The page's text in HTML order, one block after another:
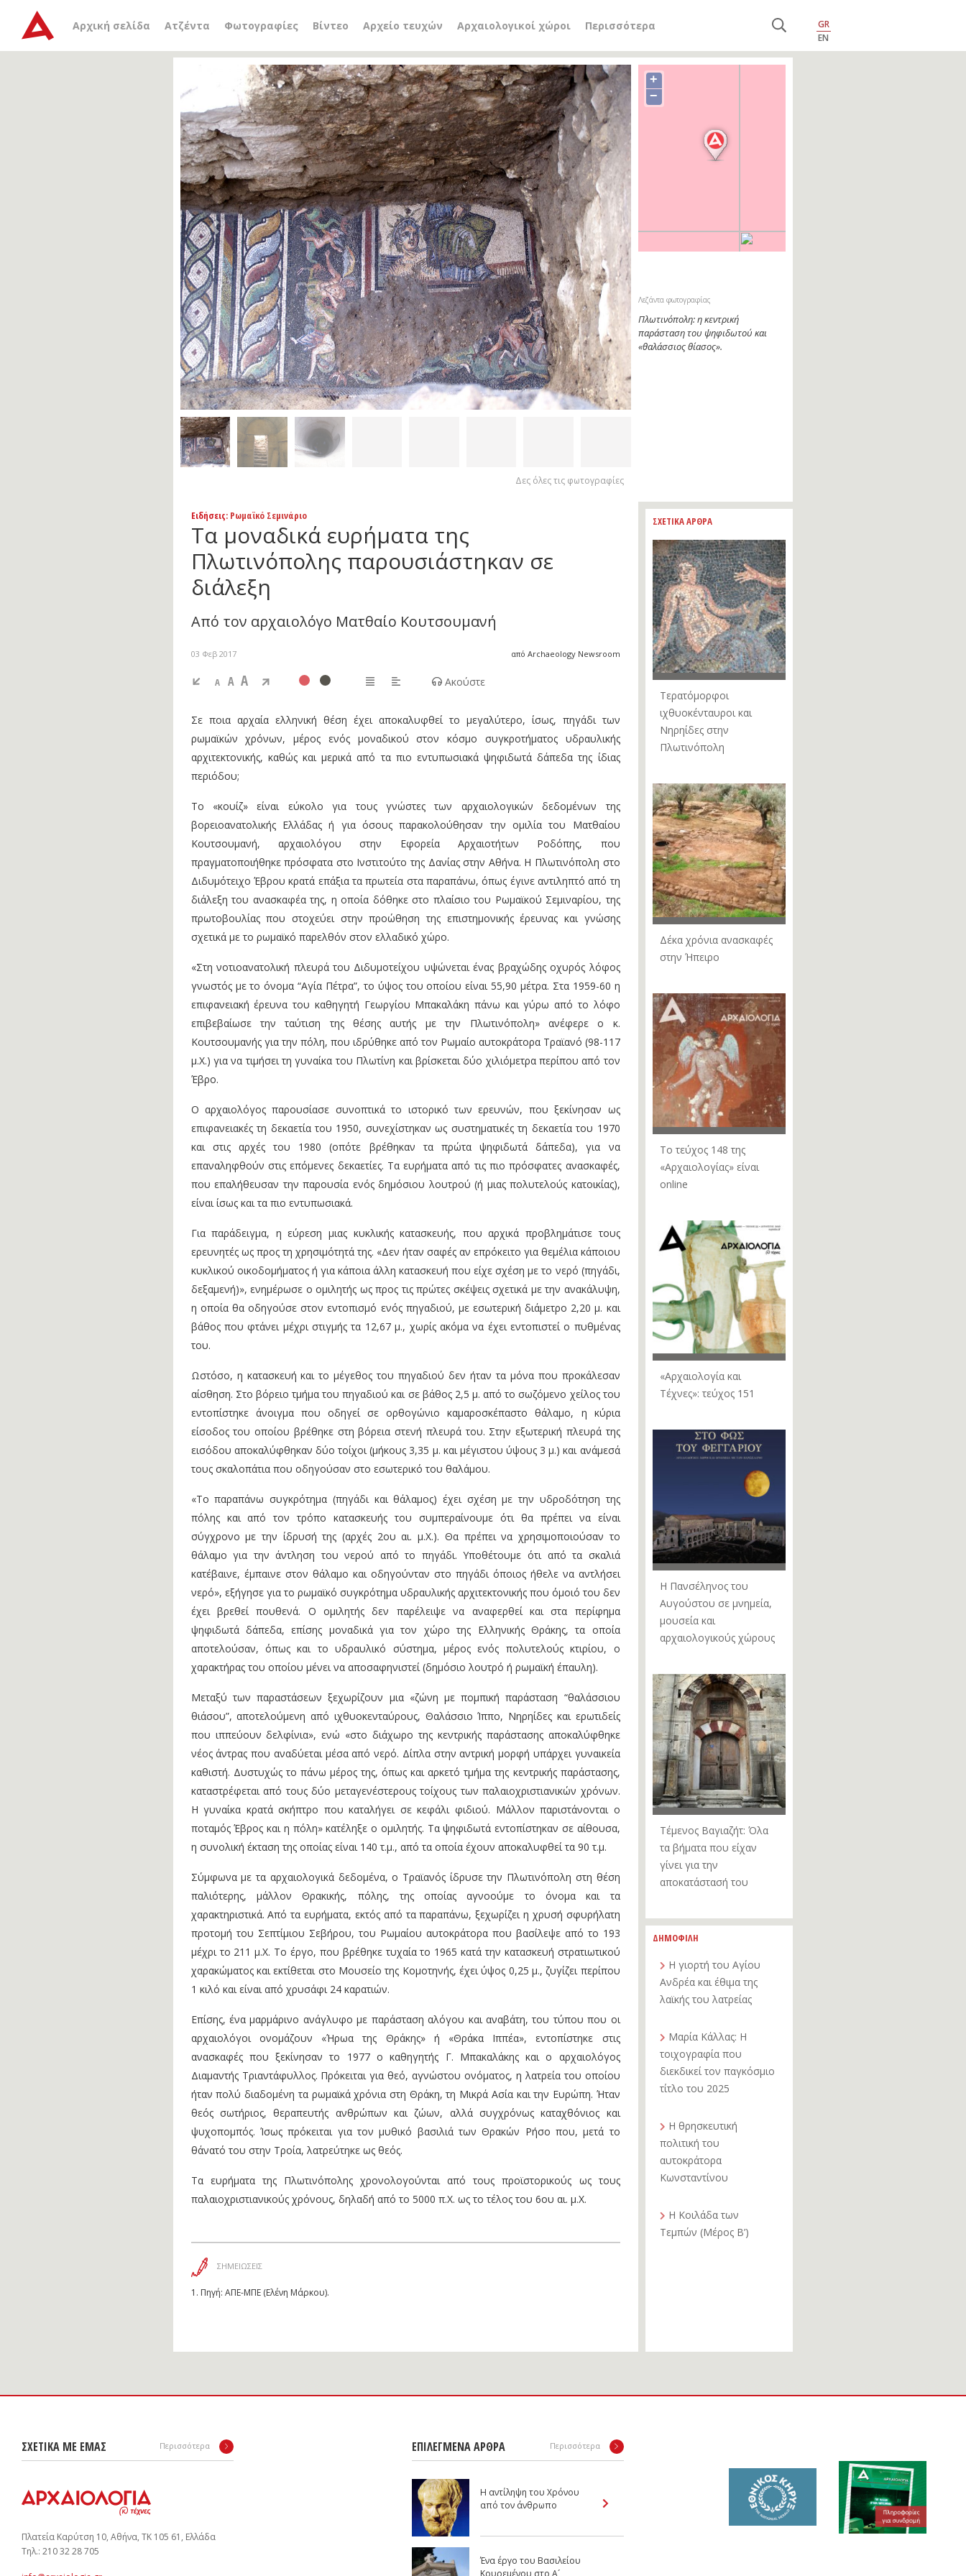
Αρχική σελίδα Ατζέντα Φωτογραφίες Βίντεο Αρχείο τευχών Αρχαιολογικοί χώροι Περισσότερα
GR
EN
Previous Next
Δες όλες τις φωτογραφίες
+
−
Λεζάντα φωτογραφίας
Πλωτινόπολη: η κεντρική
παράσταση του ψηφιδωτού και
«θαλάσσιος θίασος».
Ειδήσεις: Ρωμαϊκό Σεμινάριο
Τα μοναδικά ευρήματα της
Πλωτινόπολης παρουσιάστηκαν σε
διάλεξη
Από τον αρχαιολόγο Ματθαίο Κουτσουμανή
03 Φεβ 2017 από Archaeology Newsroom
A A A Ακούστε
Σε ποια αρχαία ελληνική θέση έχει αποκαλυφθεί το μεγαλύτερο, ίσως, πηγάδι των
ρωμαϊκών χρόνων, μέρος ενός μοναδικού στον κόσμο συγκροτήματος υδραυλικής
αρχιτεκτονικής, καθώς και μερικά από τα πιο εντυπωσιακά ψηφιδωτά δάπεδα της ίδιας
περιόδου;
Το «κουίζ» είναι εύκολο για τους γνώστες των αρχαιολογικών δεδομένων της
βορειοανατολικής Ελλάδας ή για όσους παρακολούθησαν την ομιλία του Ματθαίου
Κουτσουμανή, αρχαιολόγου στην Εφορεία Αρχαιοτήτων Ροδόπης, που
πραγματοποιήθηκε πρόσφατα στο Ινστιτούτο της Δανίας στην Αθήνα. Η Πλωτινόπολη στο
Διδυμότειχο Έβρου κρατά επάξια τα πρωτεία στα παραπάνω, όπως έγινε αντιληπτό από τη
διάλεξη του ανασκαφέα της, η οποία δόθηκε στο πλαίσιο του Ρωμαϊκού Σεμιναρίου, της
πρωτοβουλίας που στοχεύει στην προώθηση της επιστημονικής έρευνας και γνώσης
σχετικά με το ρωμαϊκό παρελθόν στον ελλαδικό χώρο.
«Στη νοτιοανατολική πλευρά του Διδυμοτείχου υψώνεται ένας βραχώδης οχυρός λόφος
γνωστός με το όνομα “Αγία Πέτρα”, το ύψος του οποίου είναι 55,90 μέτρα. Στα 1959-60 η
επιφανειακή έρευνα του καθηγητή Γεωργίου Μπακαλάκη πάνω και γύρω από το λόφο
επιβεβαίωσε την ταύτιση της θέσης αυτής με την Πλωτινόπολη» ανέφερε ο κ.
Κουτσουμανής για την πόλη, που ιδρύθηκε από τον Ρωμαίο αυτοκράτορα Τραϊανό (98-117
μ.Χ.) για να τιμήσει τη γυναίκα του Πλωτίνη και βρίσκεται δύο χιλιόμετρα περίπου από τον
Έβρο.
Ο αρχαιολόγος παρουσίασε συνοπτικά το ιστορικό των ερευνών, που ξεκίνησαν ως
επιφανειακές τη δεκαετία του 1950, συνεχίστηκαν ως συστηματικές τη δεκαετία του 1970
και στις αρχές του 1980 (οπότε βρέθηκαν τα πρώτα ψηφιδωτά δάπεδα), για να
επαναληφθούν στις επόμενες δεκαετίες. Τα ευρήματα από τις πιο πρόσφατες ανασκαφές,
που επαλήθευσαν την παρουσία ενός δημόσιου λουτρού (ή μιας πολυτελούς κατοικίας),
είναι ίσως και τα πιο εντυπωσιακά.
Για παράδειγμα, η εύρεση μιας κυκλικής κατασκευής, που αρχικά προβλημάτισε τους
ερευνητές ως προς τη χρησιμότητά της. «Δεν ήταν σαφές αν επρόκειτο για θεμέλια κάποιου
κυκλικού οικοδομήματος ή για κάποια άλλη κατασκευή που είχε σχέση με το νερό (πηγάδι,
δεξαμενή)», ενημέρωσε ο ομιλητής ως προς τις πρώτες σκέψεις σχετικά με την ανακάλυψη,
η οποία θα οδηγούσε στον εντοπισμό ενός πηγαδιού, με εσωτερική διάμετρο 2,20 μ. και
βάθος που φτάνει μέχρι στιγμής τα 12,67 μ., χωρίς ακόμα να έχει εντοπιστεί ο πυθμένας
του.
Ωστόσο, η κατασκευή και το μέγεθος του πηγαδιού δεν ήταν τα μόνα που προκάλεσαν
αίσθηση. Στο βόρειο τμήμα του πηγαδιού και σε βάθος 2,5 μ. από το σωζόμενο χείλος του
εντοπίστηκε άνοιγμα που οδηγεί σε ορθογώνιο καμαροσκέπαστο θάλαμο, η κύρια
είσοδος του οποίου βρέθηκε στη βόρεια στενή πλευρά του. Στην εξωτερική πλευρά της
εισόδου αποκαλύφθηκαν δύο τοίχοι (μήκους 3,35 μ. και μέγιστου ύψους 3 μ.) και ανάμεσά
τους σκαλοπάτια που οδηγούσαν στο εσωτερικό του θαλάμου.
«Το παραπάνω συγκρότημα (πηγάδι και θάλαμος) έχει σχέση με την υδροδότηση της
πόλης και από τον τρόπο κατασκευής του συμπεραίνουμε ότι θα πρέπει να είναι
σύγχρονο με την ίδρυσή της (αρχές 2ου αι. μ.Χ.). Θα πρέπει να χρησιμοποιούσαν το
θάλαμο για την άντληση του νερού από το πηγάδι. Υποθέτουμε ότι από τα σκαλιά
κατέβαινε, έμπαινε στον θάλαμο και οδηγούνταν στο πηγάδι όποιος ήθελε να αντλήσει
νερό», εξήγησε για το ρωμαϊκό συγκρότημα υδραυλικής αρχιτεκτονικής που όμοιό του δεν
έχει βρεθεί πουθενά. Ο ομιλητής δεν παρέλειψε να αναφερθεί και στα περίφημα
ψηφιδωτά δάπεδα, επίσης μοναδικά για τον χώρο της Ελληνικής Θράκης, τα οποία
αποτελούσαν, όπως και το υδραυλικό σύστημα, μέρος ενός πολυτελούς κτιρίου, ο
χαρακτήρας του οποίου μένει να αποσαφηνιστεί (δημόσιο λουτρό ή ρωμαϊκή έπαυλη).
Μεταξύ των παραστάσεων ξεχωρίζουν μια «ζώνη με πομπική παράσταση “θαλάσσιου
θιάσου”, αποτελούμενη από ιχθυοκενταύρους, Θαλάσσιο Ίππο, Νηρηίδες και ερωτιδείς
που ιππεύουν δελφίνια», ενώ «στο διάχωρο της κεντρικής παράστασης αποκαλύφθηκε
νέος άντρας που αναδύεται μέσα από νερό. Δίπλα στην αντρική μορφή υπάρχει γυναικεία
καθιστή. Δυστυχώς το πάνω μέρος της, όπως και αρκετό τμήμα της κεντρικής παράστασης,
καταστρέφεται από τους δύο μεταγενέστερους τοίχους των παλαιοχριστιανικών χρόνων.
Η γυναίκα κρατά σκήπτρο που καταλήγει σε κεφάλι φιδιού. Μάλλον παριστάνονται ο
ποταμός Έβρος και η πόλη» κατέληξε ο ομιλητής. Τα ψηφιδωτά εντοπίστηκαν σε αίθουσα,
η συνολική έκταση της οποίας είναι 140 τ.μ., από τα οποία έχουν αποκαλυφθεί τα 90 τ.μ.
Σύμφωνα με τα αρχαιολογικά δεδομένα, ο Τραϊανός ίδρυσε την Πλωτινόπολη στη θέση
παλιότερης, μάλλον Θρακικής, πόλης, της οποίας αγνοούμε το όνομα και τα
χαρακτηριστικά. Από τα ευρήματα, εκτός από τα παραπάνω, ξεχωρίζει η χρυσή σφυρήλατη
προτομή του Σεπτίμιου Σεβήρου, του Ρωμαίου αυτοκράτορα που βασίλεψε από το 193
μέχρι το 211 μ.Χ. Το έργο, που βρέθηκε τυχαία το 1965 κατά την κατασκευή στρατιωτικού
χαρακώματος και εκτίθεται στο Μουσείο της Κομοτηνής, έχει ύψος 0,25 μ., ζυγίζει περίπου
1 κιλό και είναι από χρυσάφι 24 καρατιών.
Επίσης, ένα μαρμάρινο ανάγλυφο με παράσταση αλόγου και αναβάτη, του τύπου που οι
αρχαιολόγοι ονομάζουν «Ήρωα της Θράκης» ή «Θράκα Ιππέα», εντοπίστηκε στις
ανασκαφές που ξεκίνησαν το 1977 ο καθηγητής Γ. Μπακαλάκης και ο αρχαιολόγος
Διαμαντής Τριαντάφυλλος. Πρόκειται για θεό, αγνώστου ονόματος, η λατρεία του οποίου
ήταν πολύ διαδομένη τα ρωμαϊκά χρόνια στη Θράκη, τη Μικρά Ασία και την Ευρώπη. Ήταν
θεός σωτήριος, θεραπευτής ανθρώπων και ζώων, αλλά συγχρόνως καταχθόνιος και
ψυχοπομπός. Ίσως πρόκειται για τον μυθικό βασιλιά των Θρακών Ρήσο που, μετά το
θάνατό του στην Τροία, λατρεύτηκε ως θεός.
Τα ευρήματα της Πλωτινόπολης χρονολογούνται από τους προϊστορικούς ως τους
παλαιοχριστιανικούς χρόνους, δηλαδή από το 5000 π.Χ. ως το τέλος του 6ου αι. μ.Χ.
ΣΗΜΕΙΩΣΕΙΣ
1. Πηγή: ΑΠΕ-ΜΠΕ (Ελένη Μάρκου).
ΣΧΕΤΙΚΑ ΑΡΘΡΑ
Τερατόμορφοι
ιχθυοκένταυροι και
Νηρηίδες στην
Πλωτινόπολη
Δέκα χρόνια ανασκαφές
στην Ήπειρο
Το τεύχος 148 της
«Αρχαιολογίας» είναι
online
«Αρχαιολογία και
Τέχνες»: τεύχος 151
Η Πανσέληνος του
Αυγούστου σε μνημεία,
μουσεία και
αρχαιολογικούς χώρους
Τέμενος Βαγιαζήτ: Όλα
τα βήματα που είχαν
γίνει για την
αποκατάστασή του
ΔΗΜΟΦΙΛΗ
Η γιορτή του Αγίου
Ανδρέα και έθιμα της
λαϊκής του λατρείας
Μαρία Κάλλας: Η
τοιχογραφία που
διεκδικεί τον παγκόσμιο
τίτλο του 2025
Η θρησκευτική
πολιτική του
αυτοκράτορα
Κωνσταντίνου
Η Κοιλάδα των
Τεμπών (Μέρος Β’)
ΣΧΕΤΙΚΑ ΜΕ ΕΜΑΣ Περισσότερα
Πλατεία Καρύτση 10, Αθήνα, ΤΚ 105 61, Ελλάδα
Tηλ.: 210 32 28 705
ΕΠΙΛΕΓΜΕΝΑ ΑΡΘΡΑ Περισσότερα
Η αντίληψη του Χρόνου
από τον άνθρωπο
Ένα έργο του Βασιλείου
Κουρεμένου στο Α´